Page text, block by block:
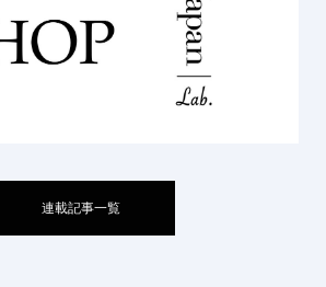
連載記事一覧